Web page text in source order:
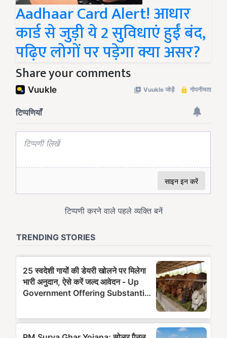
Aadhaar Card Alert! आधार
कार्ड से जुड़ी ये 2 सुविधाएं हुईं बंद,
पढ़िए लोगों पर पड़ेगा क्या असर?
Share your comments